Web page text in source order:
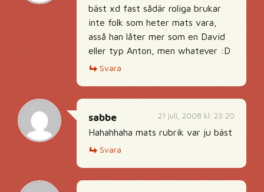
bäst xd fast sådär roliga brukar
inte folk som heter mats vara,
asså han låter mer som en David
eller typ Anton, men whatever :D
Svara
21 juli, 2008 kl. 23:20
sabbe
Hahahhaha mats rubrik var ju bäst
Svara